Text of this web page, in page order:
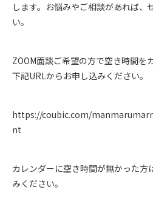
します。お悩みやご相談があれば、
い。
ZOOM面談ご希望の方で空き時間を
下記URLからお申し込みください。
https://coubic.com/
nt
カレンダーに空き時間が無かった方
みください。